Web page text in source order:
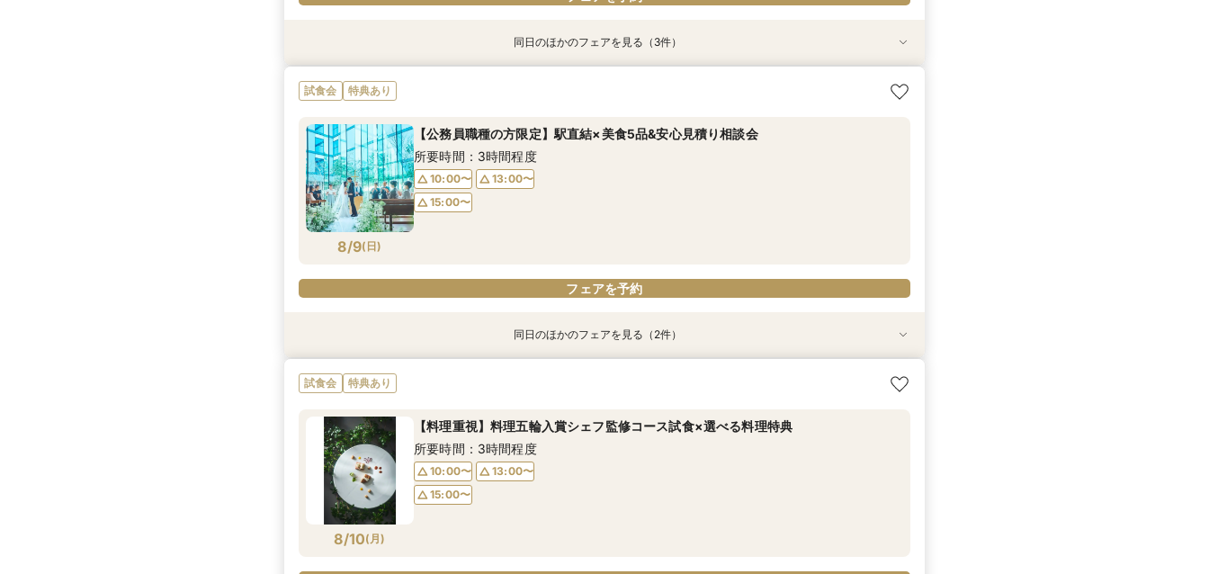
8/8(土)
10:00〜
13:00〜
15:00〜
8/8(土)
10:00〜
13:00〜
15:00〜
8/8(土)
10:00〜
13:00〜
15:00〜
同日のほかのフェアを見る（3件）
試食会 特典あり
8/9( 日)
【公務員職種の方限定】駅直結×美食5品&安心見積り相談会
所要時間：3時間程度
10:00〜
13:00〜
15:00〜
フェアを予約
8/9(日 )
10:00〜
13:00〜
15:00〜
8/9(日 )
10:00〜
13:00〜
15:00〜
同日のほかのフェアを見る（2件）
試食会 特典あり
8/10( 月)
【料理重視】料理五輪入賞シェフ監修コース試食×選べる料理特典
所要時間：3時間程度
10:00〜
13:00〜
15:00〜